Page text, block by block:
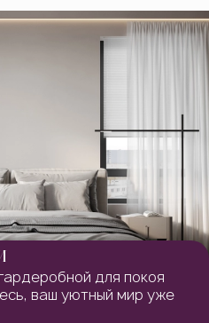
для покоя
ваш уютный мир уже